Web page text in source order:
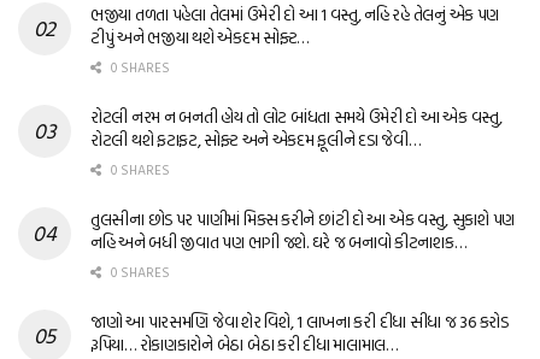
ભજીયા તળતા પહેલા તેલમાં ઉમેરી દો આ 1 વસ્તુ, નહિ રહે તેલનું એક પણ
ટીપું અને ભજીયા થશે એકદમ સોફ્ટ…
0 SHARES
રોટલી નરમ ન બનતી હોય તો લોટ બાંધતા સમયે ઉમેરી દો આ એક વસ્તુ,
રોટલી થશે ફટાફટ, સોફ્ટ અને એકદમ ફૂલીને દડા જેવી…
0 SHARES
તુલસીના છોડ પર પાણીમાં મિક્સ કરીને છાંટી દો આ એક વસ્તુ, સુકાશે પણ
નહિ અને બધી જીવાત પણ ભાગી જશે. ઘરે જ બનાવો કીટનાશક…
0 SHARES
જાણો આ પારસમણિ જેવા શેર વિશે, 1 લાખના કરી દીધા સીધા જ 36 કરોડ
રૂપિયા… રોકાણકારોને બેઠા બેઠા કરી દીધા માલામાલ…